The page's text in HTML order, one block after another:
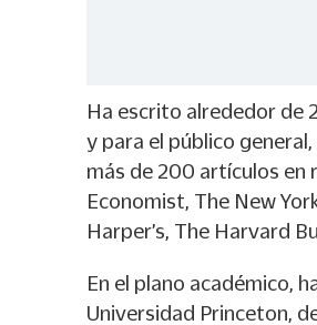
Ha escrito alrededor de
y para el público
más de 200 artículos en
Economist, The New
Harper’s, The Harvard
En el plano académico,
Universidad Princeton,